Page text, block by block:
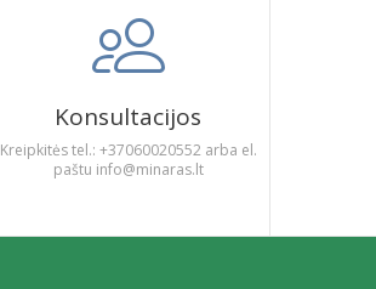
Konsultacijos
Kreipkitės tel.: +37060020552 arba el.
paštu info@minaras.lt